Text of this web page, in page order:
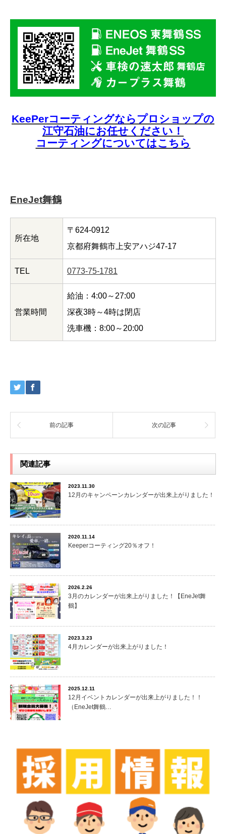
KeePerコーティングならプロショップの
江守石油にお任せください！
コーティングについてはこちら
EneJet舞鶴
所在地
〒624-0912
京都府舞鶴市上安アハジ47-17
TEL 0773-75-1781
営業時間
給油：4:00～27:00
深夜3時～4時は閉店
洗車機：8:00～20:00
前の記事 次の記事
関連記事
2023.11.30
12月のキャンペーンカレンダーが出来上がりました！
2020.11.14
Keeperコーティング20％オフ！
2026.2.26
3月のカレンダーが出来上がりました！【EneJet舞
鶴】
2023.3.23
4月カレンダーが出来上がりました！
2025.12.11
12月イベントカレンダーが出来上がりました！！
（EneJet舞鶴…